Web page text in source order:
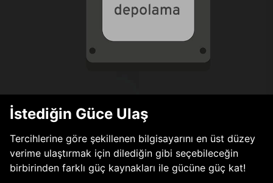
İstediğin Güce Ulaş
Tercihlerine göre şekillenen bilgisayarını en üst düzey
verime ulaştırmak için dilediğin gibi seçebileceğin
birbirinden farklı güç kaynakları ile gücüne güç kat!